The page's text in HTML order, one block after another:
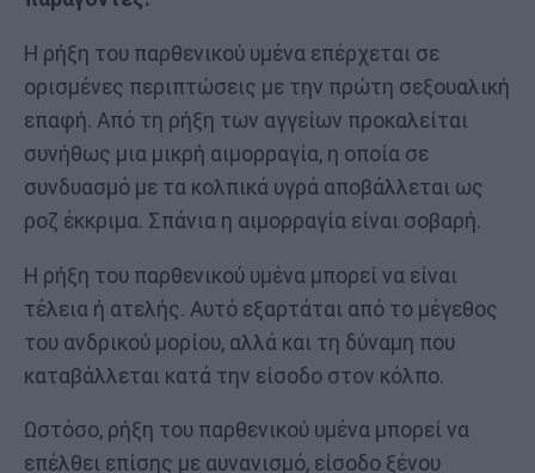
Η ρήξη του παρθενικού υμένα επέρχεται σε
ορισμένες περιπτώσεις με την πρώτη σεξουαλική
επαφή. Από τη ρήξη των αγγείων προκαλείται
συνήθως μια μικρή αιμορραγία, η οποία σε
συνδυασμό με τα κολπικά υγρά αποβάλλεται ως
ροζ έκκριμα. Σπάνια η αιμορραγία είναι σοβαρή.
Η ρήξη του παρθενικού υμένα μπορεί να είναι
τέλεια ή ατελής. Αυτό εξαρτάται από το μέγεθος
του ανδρικού μορίου, αλλά και τη δύναμη που
καταβάλλεται κατά την είσοδο στον κόλπο.
Ωστόσο, ρήξη του παρθενικού υμένα μπορεί να
επέλθει επίσης με αυνανισμό, είσοδο ξένου